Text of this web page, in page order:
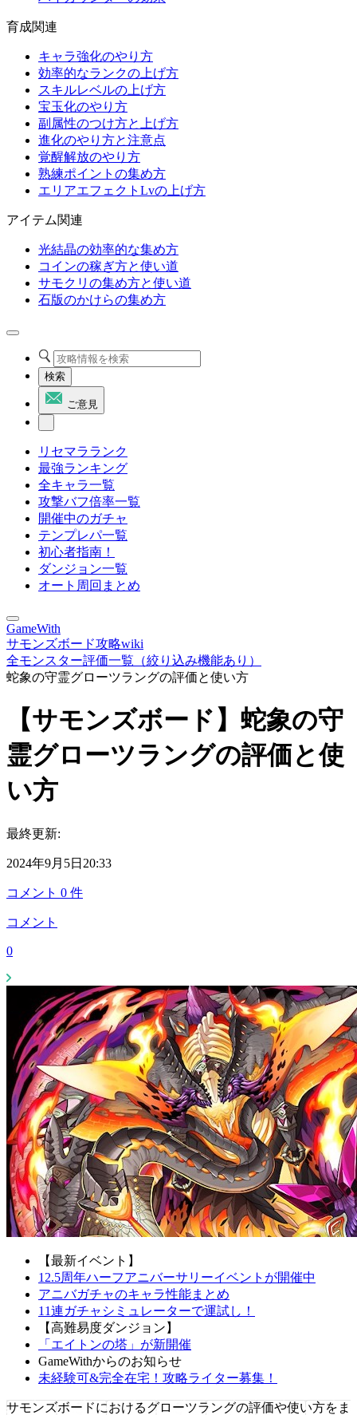
育成関連
キャラ強化のやり方
効率的なランクの上げ方
スキルレベルの上げ方
宝玉化のやり方
副属性のつけ方と上げ方
進化のやり方と注意点
覚醒解放のやり方
熟練ポイントの集め方
エリアエフェクトLvの上げ方
アイテム関連
光結晶の効率的な集め方
コインの稼ぎ方と使い道
サモクリの集め方と使い道
石版のかけらの集め方
検索
ご意見
リセマラランク
最強ランキング
全キャラ一覧
攻撃バフ倍率一覧
開催中のガチャ
テンプレパ一覧
初心者指南！
ダンジョン一覧
オート周回まとめ
GameWith
サモンズボード攻略wiki
全モンスター評価一覧（絞り込み機能あり）
蛇象の守霊グローツラングの評価と使い方
【サモンズボード】蛇象の守
霊グローツラングの評価と使
い方
最終更新:
2024年9月5日20:33
コメント 0 件
コメント
0
【最新イベント】
12.5周年ハーフアニバーサリーイベントが開催中
アニバガチャのキャラ性能まとめ
11連ガチャシミュレーターで運試し！
【高難易度ダンジョン】
「エイトンの塔」が新開催
GameWithからのお知らせ
未経験可&完全在宅！攻略ライター募集！
サモンズボードにおけるグローツラングの評価や使い方をま